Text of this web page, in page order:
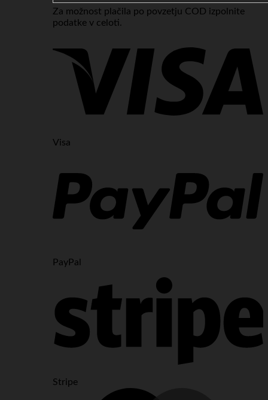
Za možnost plačila po povzetju COD izpolnite
podatke v celoti.
Visa
PayPal
Stripe